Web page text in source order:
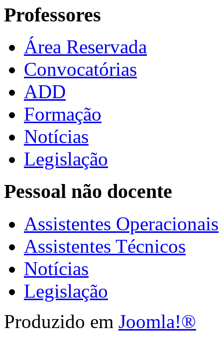
Professores
Área Reservada
Convocatórias
ADD
Formação
Notícias
Legislação
Pessoal não docente
Assistentes Operacionais
Assistentes Técnicos
Notícias
Legislação
Produzido em Joomla!®